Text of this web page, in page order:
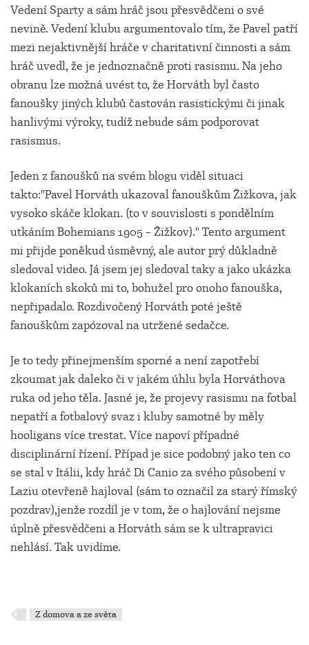
Vedení Sparty a sám hráč jsou přesvědčeni o své
nevině. Vedení klubu argumentovalo tím, že Pavel patří
mezi nejaktivnější hráče v charitativní činnosti a sám
hráč uvedl, že je jednoznačně proti rasismu. Na jeho
obranu lze možná uvést to, že Horváth byl často
fanoušky jiných klubů častován rasistickými či jinak
hanlivými výroky, tudíž nebude sám podporovat
rasismus.
Jeden z fanoušků na svém blogu viděl situaci
takto:"Pavel Horváth ukazoval fanouškům Žižkova, jak
vysoko skáče klokan. (to v souvislosti s pondělním
utkáním Bohemians 1905 – Žižkov)." Tento argument
mi přijde poněkud úsměvný, ale autor prý důkladně
sledoval video. Já jsem jej sledoval taky a jako ukázka
klokaních skoků mi to, bohužel pro onoho fanouška,
nepřipadalo. Rozdivočený Horváth poté ještě
fanouškům zapózoval na utržené sedačce.
Je to tedy přinejmenším sporné a není zapotřebí
zkoumat jak daleko či v jakém úhlu byla Horváthova
ruka od jeho těla. Jasné je, že projevy rasismu na fotbal
nepatří a fotbalový svaz i kluby samotné by měly
hooligans více trestat. Více napoví případné
disciplinární řízení. Případ je sice podobný jako ten co
se stal v Itálii, kdy hráč Di Canio za svého působení v
Laziu otevřeně hajloval (sám to označil za starý římský
pozdrav),jenže rozdíl je v tom, že o hajlování nejsme
úplně přesvědčeni a Horváth sám se k ultrapravici
nehlásí. Tak uvidíme.
Z domova a ze světa